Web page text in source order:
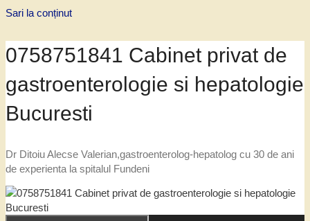
Sari la conținut
0758751841 Cabinet privat de
gastroenterologie si hepatologie
Bucuresti
Dr Ditoiu Alecse Valerian,gastroenterolog-hepatolog cu 30 de ani
de experienta la spitalul Fundeni